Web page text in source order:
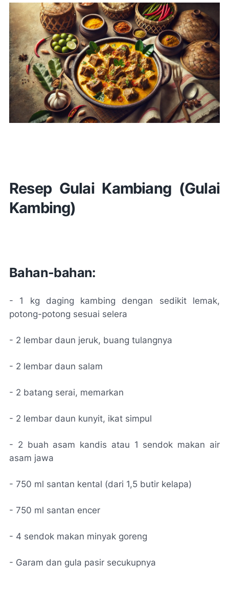
Resep Gulai Kambiang (Gulai
Kambing)
Bahan-bahan:
- 1 kg daging kambing dengan sedikit lemak,
potong-potong sesuai selera
- 2 lembar daun jeruk, buang tulangnya
- 2 lembar daun salam
- 2 batang serai, memarkan
- 2 lembar daun kunyit, ikat simpul
- 2 buah asam kandis atau 1 sendok makan air
asam jawa
- 750 ml santan kental (dari 1,5 butir kelapa)
- 750 ml santan encer
- 4 sendok makan minyak goreng
- Garam dan gula pasir secukupnya